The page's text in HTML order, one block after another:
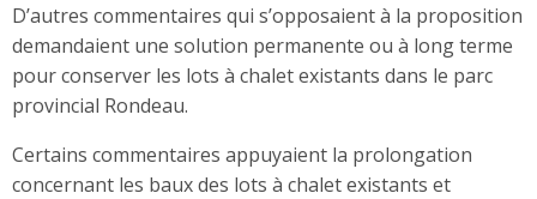
D’autres commentaires qui s’opposaient à la proposition
demandaient une solution permanente ou à long terme
pour conserver les lots à chalet existants dans le parc
provincial Rondeau.
Certains commentaires appuyaient la prolongation
concernant les baux des lots à chalet existants et